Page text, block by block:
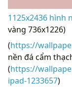
1125x2436 hình
vàng 736x1226)
(https://
nền đá cẩm
(https://
ipad-1233657)